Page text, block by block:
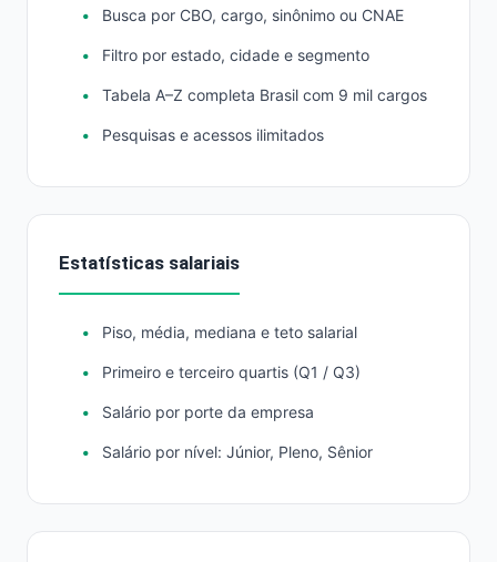
Busca por CBO, cargo, sinônimo ou CNAE
Filtro por estado, cidade e segmento
Tabela A–Z completa Brasil com 9 mil cargos
Pesquisas e acessos ilimitados
Estatísticas salariais
Piso, média, mediana e teto salarial
Primeiro e terceiro quartis (Q1 / Q3)
Salário por porte da empresa
Salário por nível: Júnior, Pleno, Sênior